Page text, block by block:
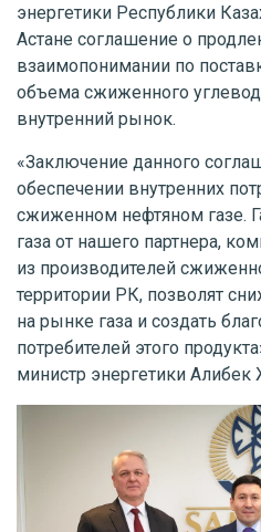
энергетики Республики
Астане соглашение о
взаимопонимании по
объема сжиженного
внутренний рынок.
«Заключение данного
обеспечении внутренних
сжиженном нефтяном газе.
газа от нашего партнера,
из производителей
территории РК, позволят
на рынке газа и создать
потребителей этого
министр энергетики Алибек